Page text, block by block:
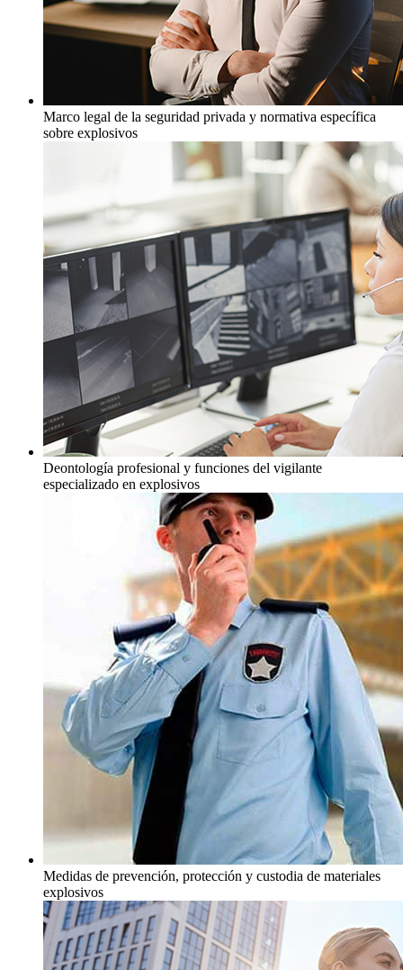
Marco legal de la seguridad privada y normativa específica
sobre explosivos
Deontología profesional y funciones del vigilante
especializado en explosivos
Medidas de prevención, protección y custodia de materiales
explosivos